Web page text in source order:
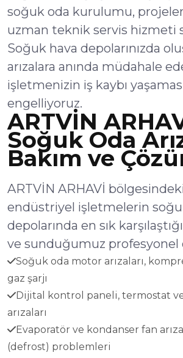
soğuk oda kurulumu,
uzman teknik servis hizmeti
Soğuk hava depolarınızda
arızalara anında müdahale
işletmenizin iş kaybı
engelliyoruz.
ARTVİN
Soğuk Oda
Bakım ve
ARTVİN ARHAVİ
endüstriyel işletmelerin
depolarında en sık
ve sunduğumuz profesyonel
Soğuk oda motor arızaları,
gaz şarjı
Dijital kontrol paneli, termostat
arızaları
Evaporatör ve kondanser fan
(defrost) problemleri